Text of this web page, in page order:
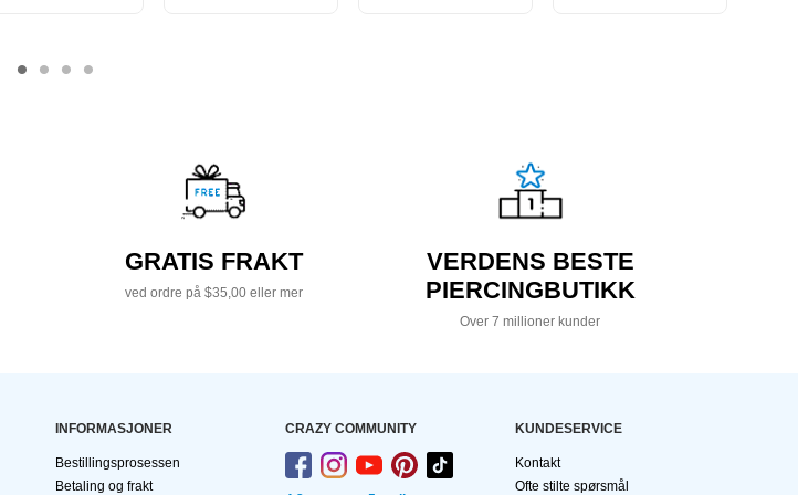
GRATIS FRAKT
ved ordre på $35,00 eller mer
VERDENS BESTE
PIERCINGBUTIKK
Over 7 millioner kunder
INFORMASJONER
Bestillingsprosessen
Betaling og frakt
CRAZY COMMUNITY KUNDESERVICE
Kontakt
Ofte stilte spørsmål